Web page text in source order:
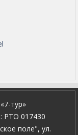
тур»
PTO 017430
поле", ул.